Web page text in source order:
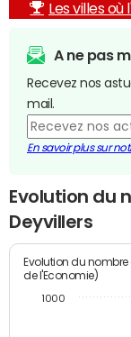
Les villes
A ne pas
Recevez nos
mail.
En savoir plus sur
Evolution du
Deyvillers
Evolution du nombre
de l'Economie)
1000